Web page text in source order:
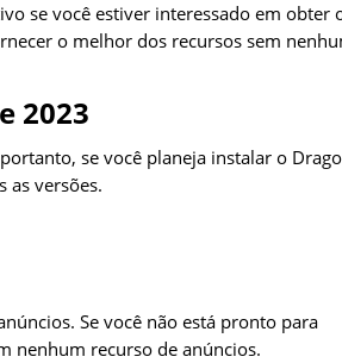
se você estiver interessado em obter
o melhor dos recursos sem
2023
se você planeja instalar o
as versões.
Se você não está pronto para
nenhum recurso de anúncios.